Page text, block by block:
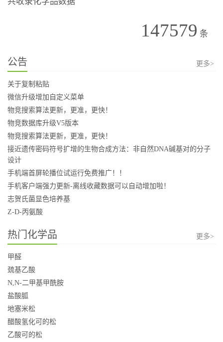
147579 条
公告 更多>
关于复制粘贴
微信升级增加自定义菜单
物竞搜索算法更新，更准，更快！
物竞数据库升级V5版本
物竞搜索算法更新，更准，更快！
接近遗传密码符号扩增的生物合成方法：非自然DNA碱基对的分子
设计
手机端首屏轮播位试运行免费推广！！
手机客户端强力更新-离线收藏数据可以自动增加啦！
志贺氏菌显色培养基
Z-D-丙氨酸
热门化学品 更多>
甲醛
巯基乙酸
N,N-二甲基甲酰胺
盐酸胍
地塞米松
醋酸氢化可的松
乙酸可的松